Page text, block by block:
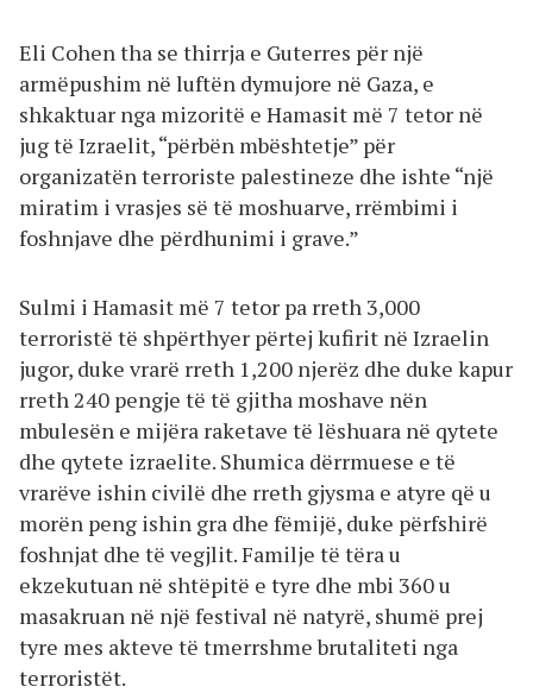
Eli Cohen tha se thirrja e Guterres për një
armëpushim në luftën dymujore në Gaza, e
shkaktuar nga mizoritë e Hamasit më 7 tetor në
jug të Izraelit, “përbën mbështetje” për
organizatën terroriste palestineze dhe ishte “një
miratim i vrasjes së të moshuarve, rrëmbimi i
foshnjave dhe përdhunimi i grave.”
Sulmi i Hamasit më 7 tetor pa rreth 3,000
terroristë të shpërthyer përtej kufirit në Izraelin
jugor, duke vrarë rreth 1,200 njerëz dhe duke kapur
rreth 240 pengje të të gjitha moshave nën
mbulesën e mijëra raketave të lëshuara në qytete
dhe qytete izraelite. Shumica dërrmuese e të
vrarëve ishin civilë dhe rreth gjysma e atyre që u
morën peng ishin gra dhe fëmijë, duke përfshirë
foshnjat dhe të vegjlit. Familje të tëra u
ekzekutuan në shtëpitë e tyre dhe mbi 360 u
masakruan në një festival në natyrë, shumë prej
tyre mes akteve të tmerrshme brutaliteti nga
terroristët.